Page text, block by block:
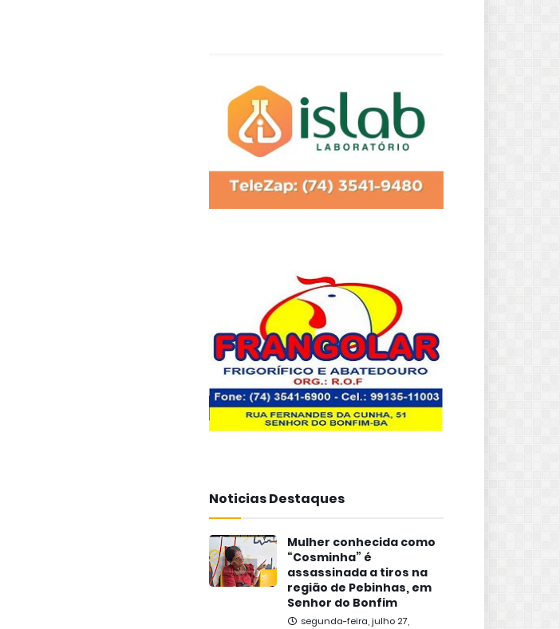
Noticias Destaques
Mulher conhecida como
“Cosminha” é
assassinada a tiros na
região de Pebinhas, em
Senhor do Bonfim
segunda-feira, julho 27,